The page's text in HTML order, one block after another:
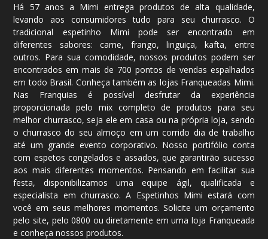
Há 57 anos a Mimi entrega produtos de alta qualidade,
levando aos consumidores tudo para seu churrasco. O
tradicional espetinho Mimi pode ser encontrado em
diferentes sabores: carne, frango, linguiça, kafta, entre
outros. Para sua comodidade, nossos produtos podem ser
encontrados em mais de 700 pontos de vendas espalhados
em todo Brasil. Conheça também as lojas Franqueadas Mimi.
Nas Franquias é possível desfrutar da experiência
proporcionada pelo mix completo de produtos para seu
melhor churrasco, seja ele em casa ou na própria loja, sendo
o churrasco do seu almoço em um corrido dia de trabalho
até um grande evento corporativo. Nosso portifólio conta
com espetos congelados e assados, que garantirão sucesso
aos mais diferentes momentos. Pensando em facilitar sua
festa, disponibilizamos uma equipe ágil, qualificada e
especialista em churrasco. A Espetinhos Mimi estará com
você em seus melhores momentos. Solicite um orçamento
pelo site, pelo0800 ou diretamente em uma loja Franqueada
e conheça nossos produtos.